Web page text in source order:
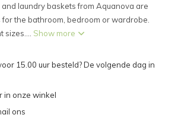
laundry baskets from Aquanova are
the bathroom, bedroom or wardrobe.
Show more
15.00 uur besteld? De volgende dag in
in onze winkel
ons